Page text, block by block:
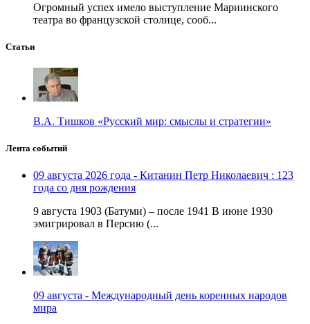
Огромный успех имело выступление Мариинского
театра во французской столице, сооб...
Статьи
В.А. Тишков «Русский мир: смыслы и стратегии»
Лента событий
09 августа 2026 года - Китанин Петр Николаевич : 123
года со дня рождения
9 августа 1903 (Батуми) – после 1941 В июне 1930
эмигрировал в Персию (...
09 августа - Международный день коренных народов
мира